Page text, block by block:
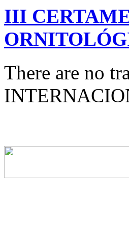
III
There are no